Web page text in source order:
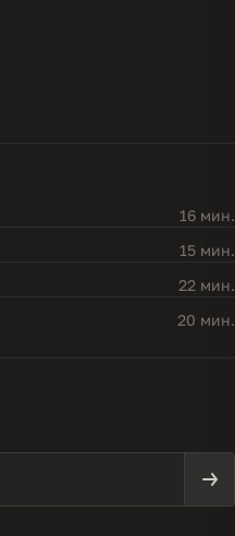
16 мин.
15 мин.
22 мин.
20 мин.